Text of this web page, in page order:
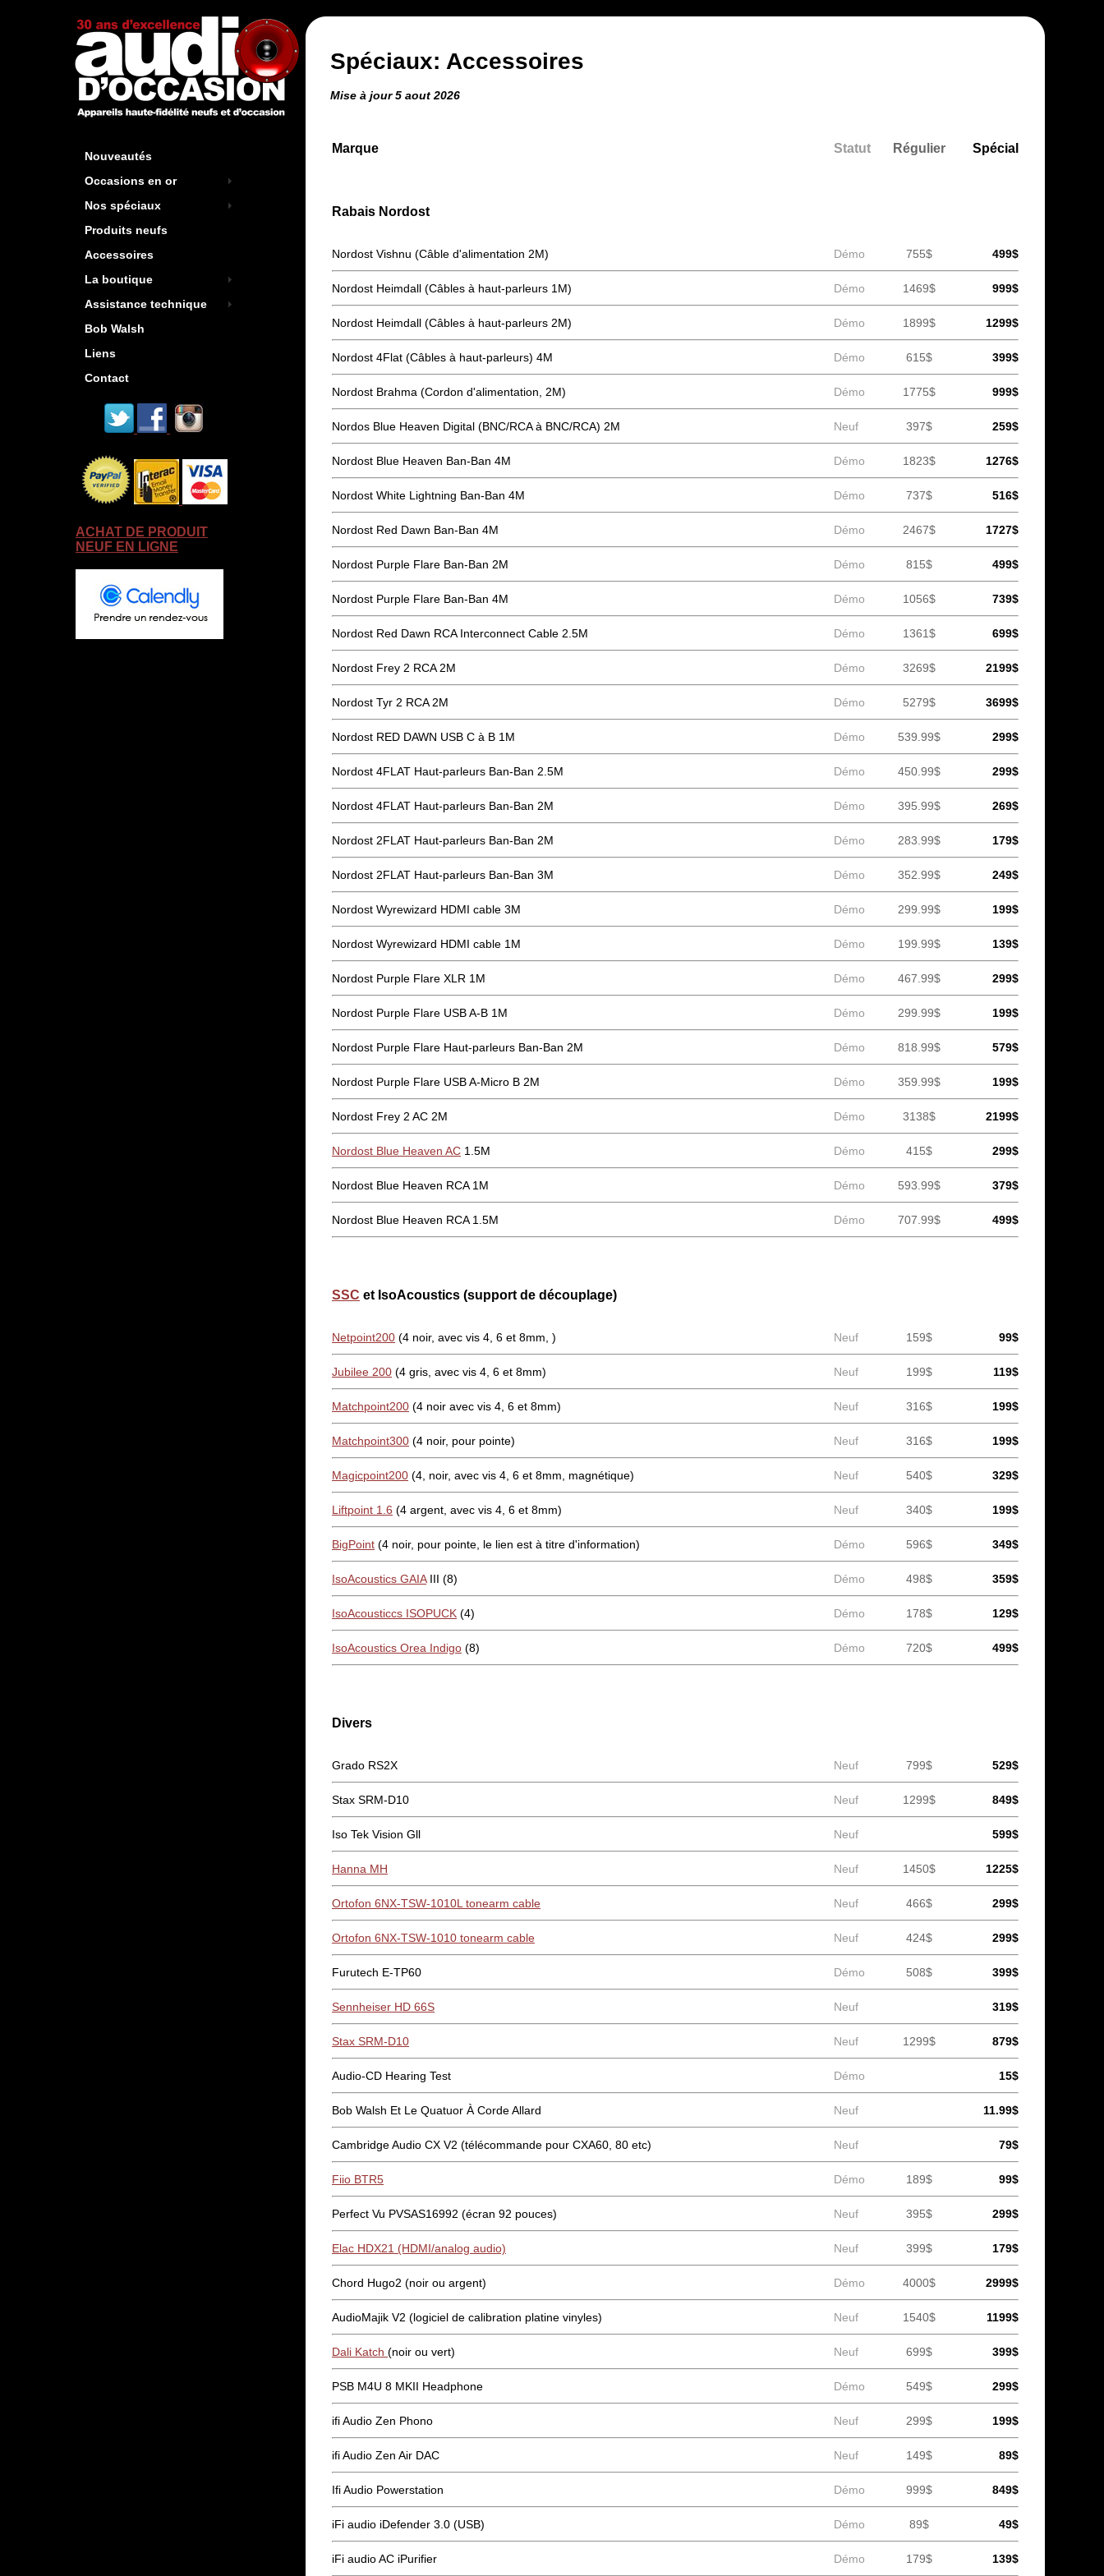
Nouveautés
Occasions en or
Nos spéciaux
Produits neufs
Accessoires
La boutique
Assistance technique
Bob Walsh
Liens
Contact
ACHAT DE PRODUIT
NEUF EN LIGNE
Spéciaux: Accessoires
Mise à jour 5 aout 2026
Marque Statut Régulier Spécial
Rabais Nordost
Nordost Vishnu (Câble d'alimentation 2M) Démo 755$ 499$
Nordost Heimdall (Câbles à haut-parleurs 1M) Démo 1469$ 999$
Nordost Heimdall (Câbles à haut-parleurs 2M) Démo 1899$ 1299$
Nordost 4Flat (Câbles à haut-parleurs) 4M Démo 615$ 399$
Nordost Brahma (Cordon d'alimentation, 2M) Démo 1775$ 999$
Nordos Blue Heaven Digital (BNC/RCA à BNC/RCA) 2M Neuf 397$ 259$
Nordost Blue Heaven Ban-Ban 4M Démo 1823$ 1276$
Nordost White Lightning Ban-Ban 4M Démo 737$ 516$
Nordost Red Dawn Ban-Ban 4M Démo 2467$ 1727$
Nordost Purple Flare Ban-Ban 2M Démo 815$ 499$
Nordost Purple Flare Ban-Ban 4M Démo 1056$ 739$
Nordost Red Dawn RCA Interconnect Cable 2.5M Démo 1361$ 699$
Nordost Frey 2 RCA 2M Démo 3269$ 2199$
Nordost Tyr 2 RCA 2M Démo 5279$ 3699$
Nordost RED DAWN USB C à B 1M Démo 539.99$ 299$
Nordost 4FLAT Haut-parleurs Ban-Ban 2.5M Démo 450.99$ 299$
Nordost 4FLAT Haut-parleurs Ban-Ban 2M Démo 395.99$ 269$
Nordost 2FLAT Haut-parleurs Ban-Ban 2M Démo 283.99$ 179$
Nordost 2FLAT Haut-parleurs Ban-Ban 3M Démo 352.99$ 249$
Nordost Wyrewizard HDMI cable 3M Démo 299.99$ 199$
Nordost Wyrewizard HDMI cable 1M Démo 199.99$ 139$
Nordost Purple Flare XLR 1M Démo 467.99$ 299$
Nordost Purple Flare USB A-B 1M Démo 299.99$ 199$
Nordost Purple Flare Haut-parleurs Ban-Ban 2M Démo 818.99$ 579$
Nordost Purple Flare USB A-Micro B 2M Démo 359.99$ 199$
Nordost Frey 2 AC 2M Démo 3138$ 2199$
Nordost Blue Heaven AC 1.5M Démo 415$ 299$
Nordost Blue Heaven RCA 1M Démo 593.99$ 379$
Nordost Blue Heaven RCA 1.5M Démo 707.99$ 499$
SSC et IsoAcoustics (support de découplage)
Netpoint200 (4 noir, avec vis 4, 6 et 8mm, ) Neuf 159$ 99$
Jubilee 200 (4 gris, avec vis 4, 6 et 8mm) Neuf 199$ 119$
Matchpoint200 (4 noir avec vis 4, 6 et 8mm) Neuf 316$ 199$
Matchpoint300 (4 noir, pour pointe) Neuf 316$ 199$
Magicpoint200 (4, noir, avec vis 4, 6 et 8mm, magnétique) Neuf 540$ 329$
Liftpoint 1.6 (4 argent, avec vis 4, 6 et 8mm) Neuf 340$ 199$
BigPoint (4 noir, pour pointe, le lien est à titre d'information) Démo 596$ 349$
IsoAcoustics GAIAIII (8) Démo 498$ 359$
IsoAcousticcs ISOPUCK (4) Démo 178$ 129$
IsoAcoustics Orea Indigo (8) Démo 720$ 499$
Divers
Grado RS2X Neuf 799$ 529$
Stax SRM-D10 Neuf 1299$ 849$
Iso Tek Vision Gll Neuf 599$
Hanna MH Neuf 1450$ 1225$
Ortofon 6NX-TSW-1010L tonearm cable Neuf 466$ 299$
Ortofon 6NX-TSW-1010 tonearm cable Neuf 424$ 299$
Furutech E-TP60 Démo 508$ 399$
Sennheiser HD 66S Neuf 319$
Stax SRM-D10 Neuf 1299$ 879$
Audio-CD Hearing Test Démo 15$
Bob Walsh Et Le Quatuor À Corde Allard Neuf 11.99$
Cambridge Audio CX V2 (télécommande pour CXA60, 80 etc) Neuf 79$
Fiio BTR5 Démo 189$ 99$
Perfect Vu PVSAS16992 (écran 92 pouces) Neuf 395$ 299$
Elac HDX21 (HDMI/analog audio) Neuf 399$ 179$
Chord Hugo2 (noir ou argent) Démo 4000$ 2999$
AudioMajik V2 (logiciel de calibration platine vinyles) Neuf 1540$ 1199$
Dali Katch (noir ou vert) Neuf 699$ 399$
PSB M4U 8 MKII Headphone Démo 549$ 299$
ifi Audio Zen Phono Neuf 299$ 199$
ifi Audio Zen Air DAC Neuf 149$ 89$
Ifi Audio Powerstation Démo 999$ 849$
iFi audio iDefender 3.0 (USB) Démo 89$ 49$
iFi audio AC iPurifier Démo 179$ 139$